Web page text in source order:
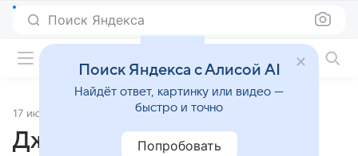
Поиск Яндекса
17 июня 2026 Источник:super.ru
Дженнифер Лопес была
Поиск Яндекса с Алисой AI
Найдёт ответ, картинку или видео —
быстро и точно
Попробовать